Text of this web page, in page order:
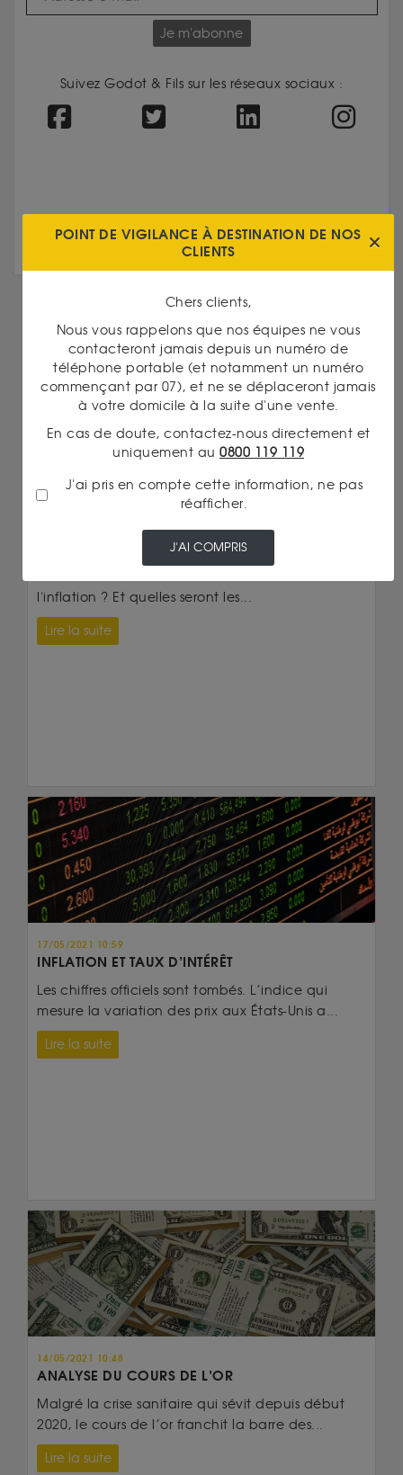
Je m'abonne
Suivez Godot & Fils sur les réseaux sociaux :
DANS LA MÊME CATÉGORIE
l'inflation ? Et quelles seront les...
Lire la suite
17/05/2021 10:59
INFLATION ET TAUX D’INTÉRÊT
Les chiffres officiels sont tombés. L’indice qui
mesure la variation des prix aux États-Unis a...
Lire la suite
14/05/2021 10:48
ANALYSE DU COURS DE L’OR
Malgré la crise sanitaire qui sévit depuis début
2020, le cours de l’or franchit la barre des...
Lire la suite
POINT DE VIGILANCE À DESTINATION DE NOS
CLIENTS
Chers clients,
Nous vous rappelons que nos équipes ne vous
contacteront jamais depuis un numéro de
téléphone portable (et notamment un numéro
commençant par 07), et ne se déplaceront jamais
à votre domicile à la suite d'une vente.
En cas de doute, contactez-nous directement et
uniquement au 0800 119 119
J'ai pris en compte cette information, ne pas
réafficher.
J'AI COMPRIS